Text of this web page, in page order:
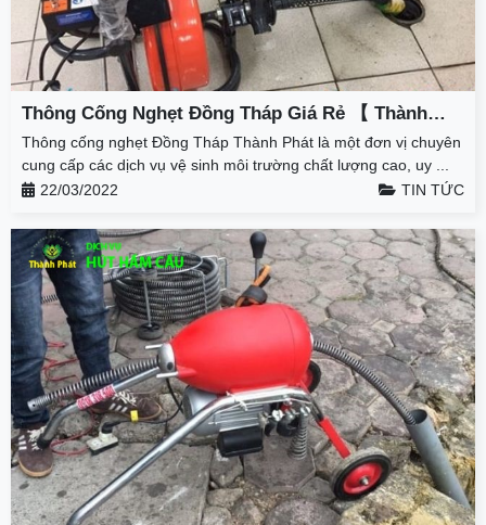
Thông Cống Nghẹt Đồng Tháp Giá Rẻ 【 Thành
Phát 】 – Giảm 50% – BH 3 Năm
Thông cống nghẹt Đồng Tháp Thành Phát là một đơn vị chuyên
cung cấp các dịch vụ vệ sinh môi trường chất lượng cao, uy ...
22/03/2022
TIN TỨC